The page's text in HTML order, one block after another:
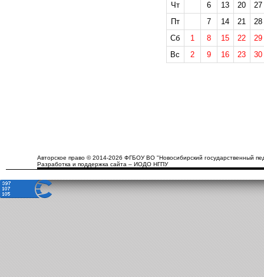
Чт
6 13 20
27
Пт
7 14 21
28
Сб
1 8 15 22
29
Вс
2 9 16 23 30
Авторское право © 2014-2026 ФГБОУ ВО "Новосибирский государственный
Разработка и поддержка сайта – ИОДО НГПУ